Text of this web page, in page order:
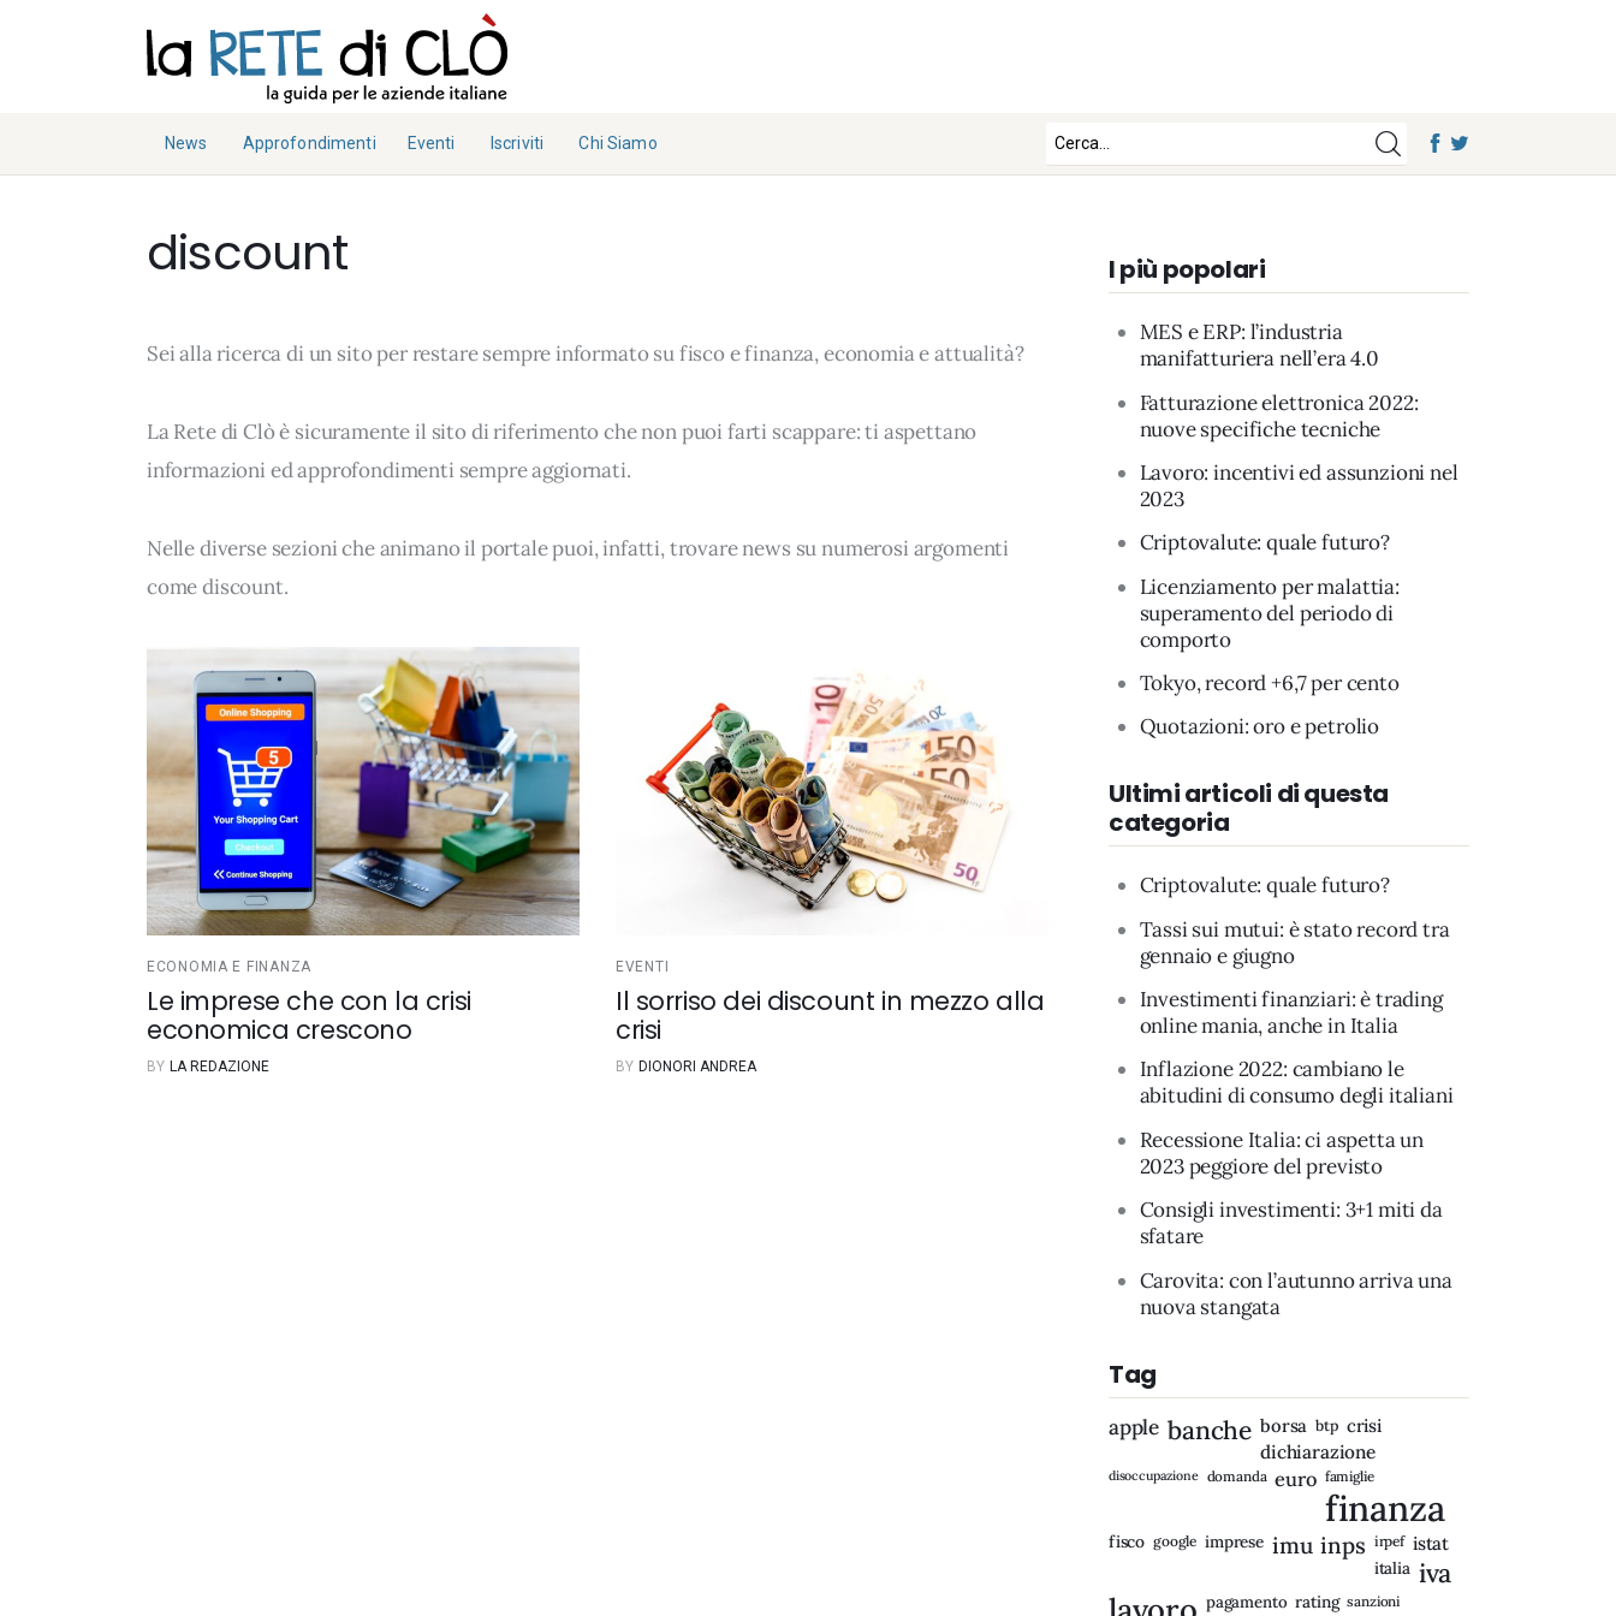
News Approfondimenti
Economia e
Norme
Eventi Iscriviti Chi Siamo
noi
ti
Economia e Finanza
Collabora con noi
discount
Sei alla ricerca di un sito per restare sempre informato su fisco e finanza, economia e attualità?
La Rete di Clò è sicuramente il sito di riferimento che non puoi farti scappare: ti aspettano
informazioni ed approfondimenti sempre aggiornati.
Nelle diverse sezioni che animano il portale puoi, infatti, trovare news su numerosi argomenti
comediscount.
ECONOMIA E FINANZA
Le imprese che con la crisi
economica crescono
BY LA REDAZIONE
EVENTI
Il sorriso dei discount in mezzo alla
crisi
BY DIONORI ANDREA
I più popolari
MES e ERP: l’industria
manifatturiera nell’era 4.0
Fatturazione elettronica 2022:
nuove specifiche tecniche
Lavoro: incentivi ed assunzioni nel
2023
Criptovalute: quale futuro?
Licenziamento per malattia:
superamento del periodo di
comporto
Tokyo, record +6,7 per cento
Quotazioni: oro e petrolio
Ultimi articoli di questa
categoria
Criptovalute: quale futuro?
Tassi sui mutui: è stato record tra
gennaio e giugno
Investimenti finanziari: è trading
online mania, anche in Italia
Inflazione 2022: cambiano le
abitudini di consumo degli italiani
Recessione Italia: ci aspetta un
2023 peggiore del previsto
Consigli investimenti: 3+1 miti da
sfatare
Carovita: con l’autunno arriva una
nuova stangata
Tag
apple banche borsa btp crisi
dichiarazione
disoccupazione domanda euro famiglie
finanza
fisco google imprese imu inps irpef istat
italia iva
pagamento rating sanzioni